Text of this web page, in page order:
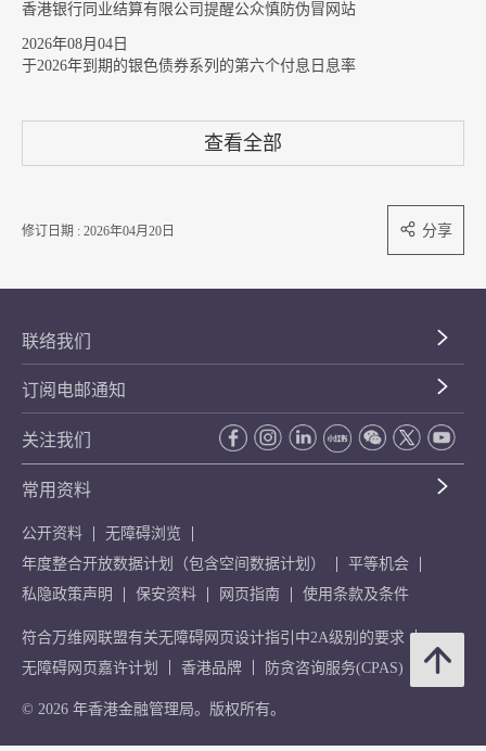
香港银行同业结算有限公司提醒公众慎防伪冒网站
2026年08月04日
于2026年到期的银色债券系列的第六个付息日息率
查看全部
修订日期 : 2026年04月20日 分享
联络我们
订阅电邮通知
关注我们
常用资料
公开资料
无障碍浏览
年度整合开放数据计划（包含空间数据计划）
平等机会
私隐政策声明
保安资料 网页指南 使用条款及条件
符合万维网联盟有关无障碍网页设计指引中2A级别的要求
无障碍网页嘉许计划
香港品牌 防贪咨询服务(CPAS)
© 2026 年香港金融管理局。版权所有。